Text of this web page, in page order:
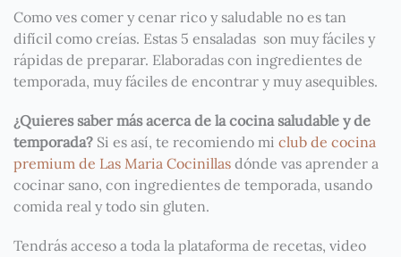
Como ves comer y cenar rico y saludable no es tan
difícil como creías. Estas 5 ensaladas son muy fáciles y
rápidas de preparar. Elaboradas con ingredientes de
temporada, muy fáciles de encontrar y muy asequibles.
¿Quieres saber más acerca de la cocina saludable y de
temporada? Si es así, te recomiendo mi club de cocina
premium de Las Maria Cocinillas dónde vas aprender a
cocinar sano, con ingredientes de temporada, usando
comida real y todo sin gluten.
Tendrás acceso a toda la plataforma de recetas, video